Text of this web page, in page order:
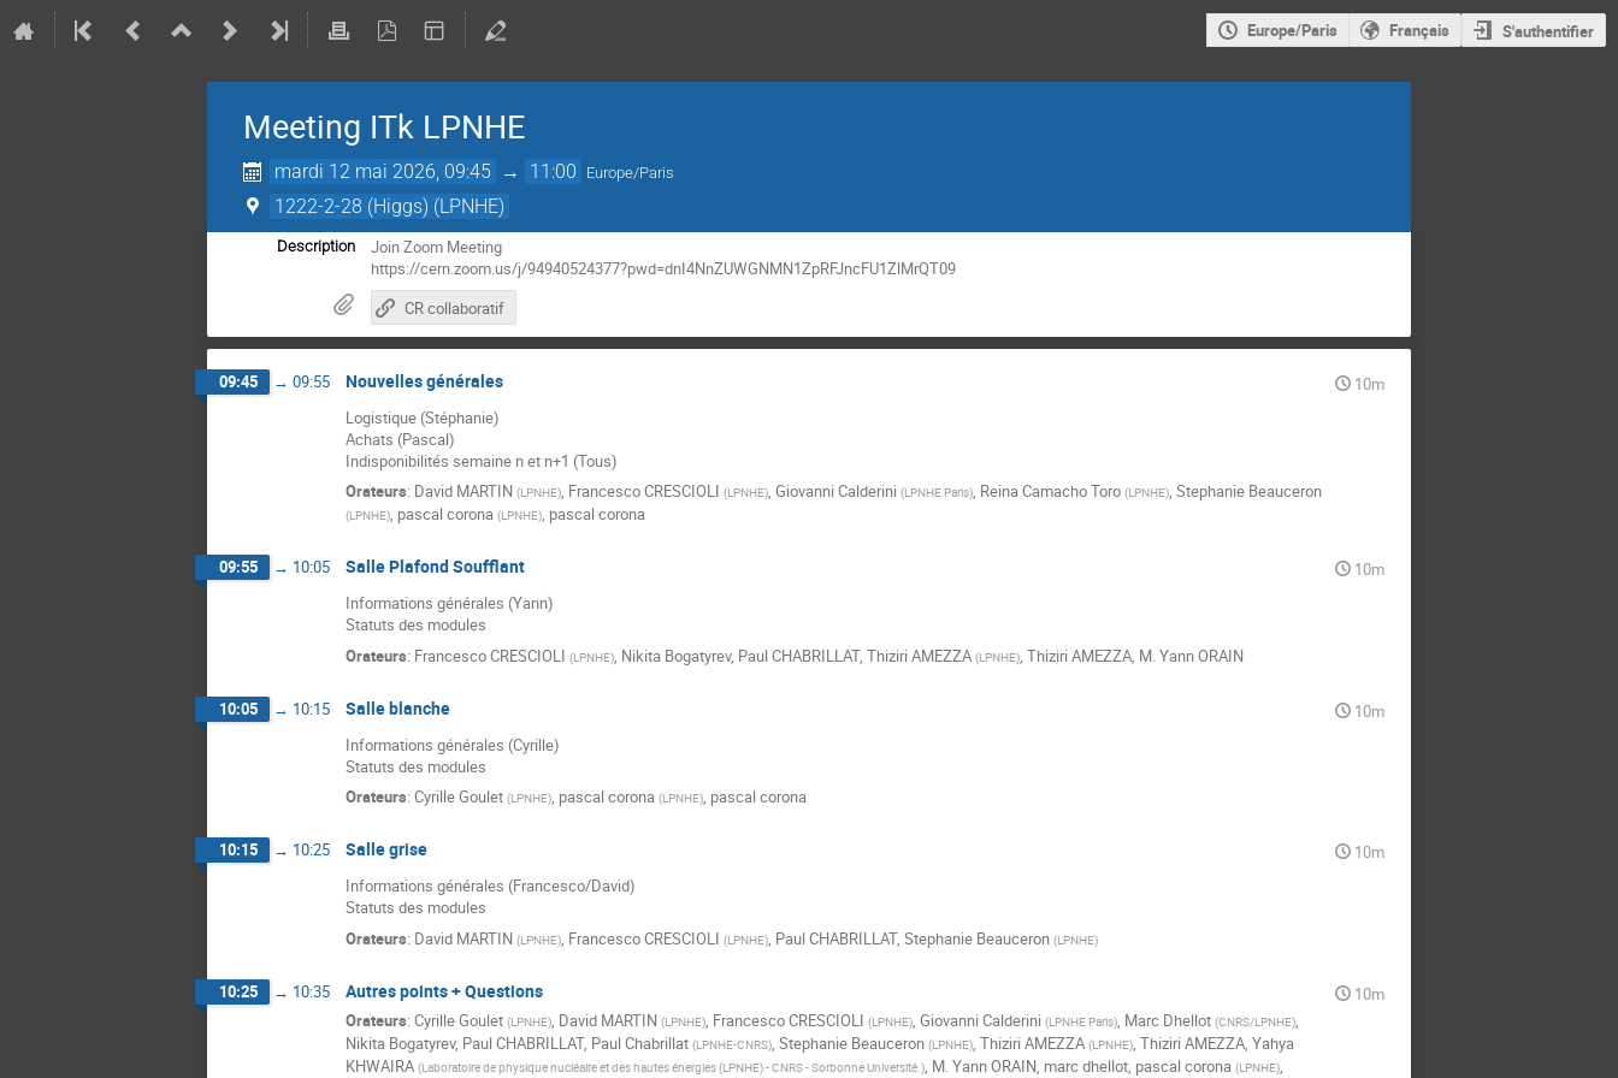
Europe/Paris Français S'authentifier
Meeting ITk LPNHE
mardi 12 mai 2026, 09:45 → 11:00 Europe/Paris
1222-2-28 (Higgs) (LPNHE)
Description
Join Zoom Meeting
https://cern.zoom.us/j/94940524377?pwd=dnI4NnZUWGNMN1ZpRFJncFU1ZlMrQT09
CR collaboratif
09:45 → 09:55 Nouvelles générales
10m
Logistique (Stéphanie)
Achats (Pascal)
Indisponibilités semaine n et n+1 (Tous)
Orateurs: David MARTIN (LPNHE), Francesco CRESCIOLI (LPNHE), Giovanni Calderini (LPNHE Paris), Reina Camacho Toro (LPNHE), Stephanie Beauceron
(LPNHE), pascal corona (LPNHE), pascal corona
09:55 → 10:05 Salle Plafond Soufflant
10m
Informations générales (Yann)
Statuts des modules
Orateurs: Francesco CRESCIOLI (LPNHE), Nikita Bogatyrev, Paul CHABRILLAT, Thiziri AMEZZA (LPNHE), Thiziri AMEZZA, M.Yann ORAIN
10:05 → 10:15 Salle blanche
10m
Informations générales (Cyrille)
Statuts des modules
Orateurs: Cyrille Goulet (LPNHE), pascal corona (LPNHE), pascal corona
10:15 → 10:25 Salle grise
10m
Informations générales (Francesco/David)
Statuts des modules
Orateurs: David MARTIN (LPNHE), Francesco CRESCIOLI (LPNHE), Paul CHABRILLAT, Stephanie Beauceron (LPNHE)
10:25 → 10:35 Autres points + Questions
10m
Orateurs: Cyrille Goulet (LPNHE), David MARTIN (LPNHE), Francesco CRESCIOLI (LPNHE), Giovanni Calderini (LPNHE Paris), Marc Dhellot (CNRS/LPNHE),
Nikita Bogatyrev, Paul CHABRILLAT, Paul Chabrillat (LPNHE-CNRS), Stephanie Beauceron (LPNHE), Thiziri AMEZZA (LPNHE), Thiziri AMEZZA, Yahya
KHWAIRA (Laboratoire de physique nucléaire et des hautes énergies (LPNHE) - CNRS - Sorbonne Université.), M.Yann ORAIN, marc dhellot, pascal corona (LPNHE),